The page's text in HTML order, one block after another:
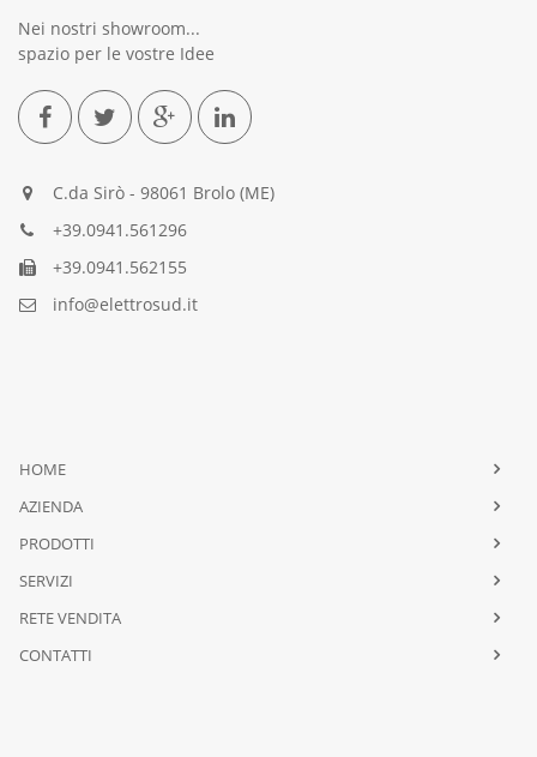
Nei nostri showroom...
spazio per le vostre Idee
C.da Sirò - 98061 Brolo (ME)
+39.0941.561296
+39.0941.562155
info@elettrosud.it
HOME
AZIENDA
PRODOTTI
SERVIZI
RETE VENDITA
CONTATTI